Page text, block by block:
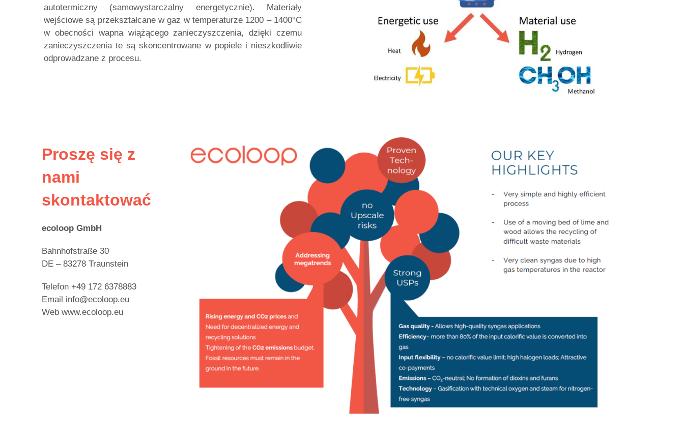
autotermiczny (samowystarczalny energetycznie). Materiały
wejściowe są przekształcane w gaz w temperaturze 1200 – 1400°C
w obecności wapna wiążącego zanieczyszczenia, dzięki czemu
zanieczyszczenia te są skoncentrowane w popiele i nieszkodliwie
odprowadzane z procesu.
Proszę się z
nami
skontaktować
ecoloop GmbH
Bahnhofstraße 30
DE – 83278 Traunstein
Telefon +49 172 6378883
Email info@ecoloop.eu
Web www.ecoloop.eu